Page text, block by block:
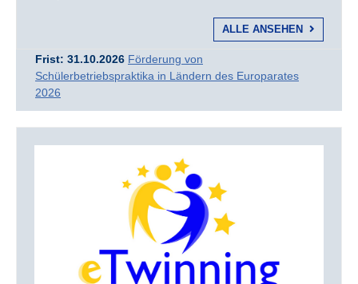
ALLE ANSEHEN
Frist: 31.10.2026 Förderung von
Schülerbetriebspraktika in Ländern des Europarates
2026